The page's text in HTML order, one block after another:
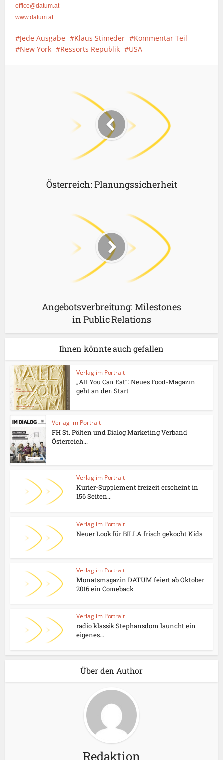
office@datum.at
www.datum.at
Jede Ausgabe Klaus Stimeder
Kommentar Teil
New York
Ressorts Republik USA
Österreich: Planungssicherheit
Angebotsverbreitung: Milestones
in Public Relations
Ihnen könnte auch gefallen
Verlag im Portrait
„All You Can Eat“: Neues Food-Magazin
geht an den Start
Verlag im Portrait
FH St. Pölten und Dialog Marketing Verband
Österreich...
Verlag im Portrait
Kurier-Supplement freizeit erscheint in
156 Seiten...
Verlag im Portrait
Neuer Look für BILLA frisch gekocht Kids
Verlag im Portrait
Monatsmagazin DATUM feiert ab Oktober
2016 ein Comeback
Verlag im Portrait
radio klassik Stephansdom launcht ein
eigenes...
Über den Author
Redaktion